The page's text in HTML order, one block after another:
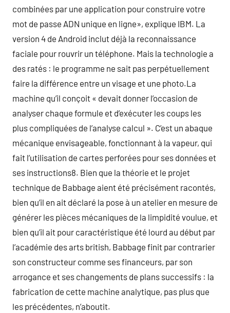
combinées par une application pour construire votre
mot de passe ADN unique en ligne», explique IBM. La
version 4 de Android inclut déjà la reconnaissance
faciale pour rouvrir un téléphone. Mais la technologie a
des ratés : le programme ne sait pas perpétuellement
faire la différence entre un visage et une photo.La
machine qu’il conçoit « devait donner l’occasion de
analyser chaque formule et d’exécuter les coups les
plus compliquées de l’analyse calcul ». C’est un abaque
mécanique envisageable, fonctionnant à la vapeur, qui
fait l’utilisation de cartes perforées pour ses données et
ses instructions8. Bien que la théorie et le projet
technique de Babbage aient été précisément racontés,
bien qu’il en ait déclaré la pose à un atelier en mesure de
générer les pièces mécaniques de la limpidité voulue, et
bien qu’il ait pour caractéristique été lourd au début par
l’académie des arts british, Babbage finit par contrarier
son constructeur comme ses financeurs, par son
arrogance et ses changements de plans successifs : la
fabrication de cette machine analytique, pas plus que
les précédentes, n’aboutit.